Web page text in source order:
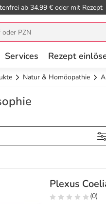
ab 34.99 € oder mit Rezept
Services Rezept
Natur & Homöopathie
Plexus
(0)